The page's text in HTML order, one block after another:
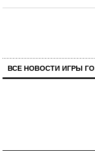
ВСЕ НОВОСТИ ИГРЫ ГО